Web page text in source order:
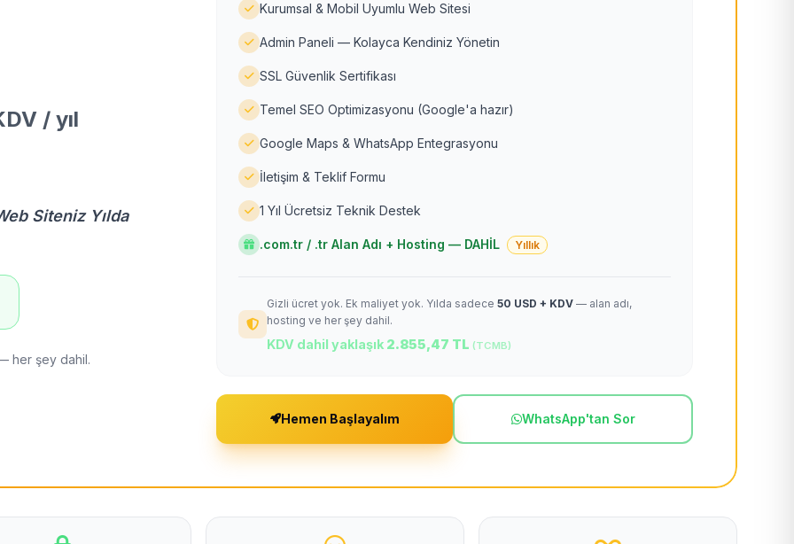
/ yıl
Siteniz Yılda
her şey dahil.
Kurumsal & Mobil Uyumlu Web Sitesi
Admin Paneli — Kolayca Kendiniz Yönetin
SSL Güvenlik Sertifikası
Temel SEO Optimizasyonu (Google'a hazır)
Google Maps & WhatsApp Entegrasyonu
İletişim & Teklif Formu
1 Yıl Ücretsiz Teknik Destek
.com.tr / .tr Alan Adı + Hosting — DAHİL Yıllık
Gizli ücret yok. Ek maliyet yok. Yılda sadece 50 USD + KDV — alan adı,
hosting ve her şey dahil.
KDV dahil yaklaşık 2.855,47 TL (TCMB)
Hemen Başlayalım WhatsApp'tan Sor